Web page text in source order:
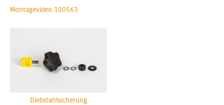
Montagevideo 100563
Diebstahlsicherung